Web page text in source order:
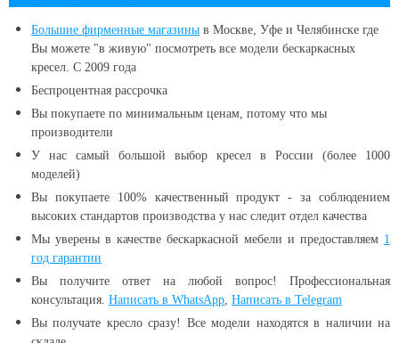
Большие фирменные магазины в Москве, Уфе и Челябинске где
Вы можете "в живую" посмотреть все модели бескаркасных
кресел. С 2009 года
Беспроцентная рассрочка
Вы покупаете по минимальным ценам, потому что мы
производители
У нас самый большой выбор кресел в России (более 1000
моделей)
Вы покупаете 100% качественный продукт - за соблюдением
высоких стандартов производства у нас следит отдел качества
Мы уверены в качестве бескаркасной мебели и предоставляем 1
год гарантии
Вы получите ответ на любой вопрос! Профессиональная
консультация. Написать в WhatsApp, Написать в Telegram
Вы получате кресло сразу! Все модели находятся в наличии на